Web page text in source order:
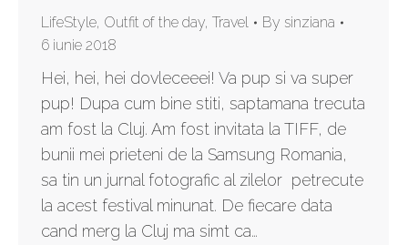
LifeStyle, Outfit of the day, Travel By sinziana
6 iunie 2018
Hei, hei, hei dovleceeei! Va pup si va super
pup! Dupa cum bine stiti, saptamana trecuta
am fost la Cluj. Am fost invitata la TIFF, de
bunii mei prieteni de la Samsung Romania,
sa tin un jurnal fotografic al zilelor petrecute
la acest festival minunat. De fiecare data
cand merg la Cluj ma simt ca…